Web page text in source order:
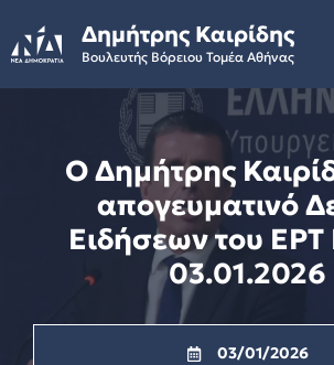
to
content
Δημήτρης Καιρίδης
Βουλευτής Βόρειου Τομέα Αθήνας
Ο Δημήτρης
απογευματινό
Ειδήσεων του ΕΡΤ
03.01.2026
03/01/2026